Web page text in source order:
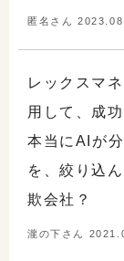
匿名さん
レックスマ
用して、成
本当にAIが
を、絞り込
欺会社？
瀧の下さん